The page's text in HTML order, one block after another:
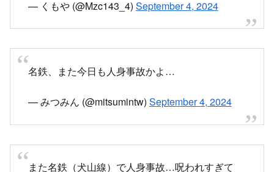
— くもや (@Mzc143_4) September 4, 2024
名鉄、また今日も人身事故かよ…
— みつみん (@mitsumintw) September 4, 2024
また名鉄（犬山線）で人身事故…呪われすぎて